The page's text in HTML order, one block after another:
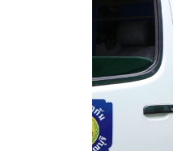
การจัดการความรู้
ข้อระเบียบและกฎหม
มาตรฐานการปฏิบัติ